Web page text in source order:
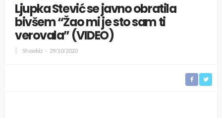
Ljupka Stević se javno obratila
bivšem “Žao mi je sto sam ti
verovala” (VIDEO)
Showbiz 29/10/2020